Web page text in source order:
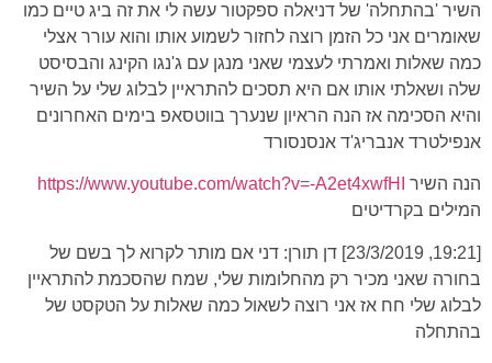
השיר 'בהתחלה' של דניאלה ספקטור עשה לי את זה ביג טיים כמו
שאומרים אני כל הזמן רוצה לחזור לשמוע אותו והוא עורר אצלי
כמה שאלות ואמרתי לעצמי שאני מנגן עם ג'נגו הקינג והבסיסט
שלה ושאלתי אותו אם היא תסכים להתראיין לבלוג שלי על השיר
והיא הסכימה אז הנה הראיון שנערך בווטסאפ בימים האחרונים
אנפילטרד אנבריג'ד אנסנסורד
הנה השיר
https://www.youtube.com/watch?v=-A2et4xwfHI
המילים בקרדיטים
[19:21, 23/3/2019] דן תורן: דני אם מותר לקרוא לך בשם של
בחורה שאני מכיר רק מהחלומות שלי, שמח שהסכמת להתראיין
לבלוג שלי חח אז אני רוצה לשאול כמה שאלות על הטקסט של
בהתחלה